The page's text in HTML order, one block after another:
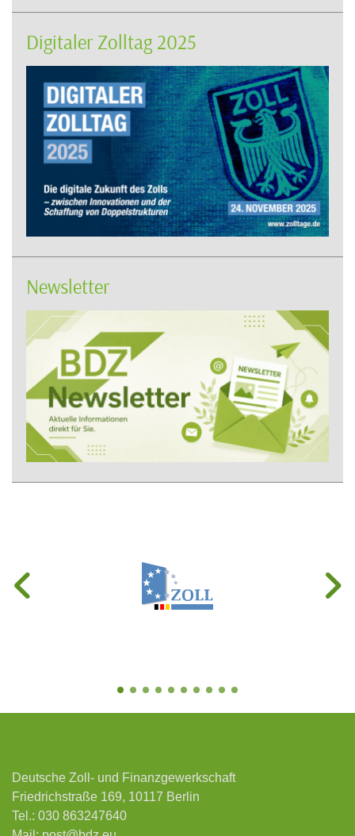
Digitaler Zolltag 2025
Newsletter
Deutsche Zoll- und Finanzgewerkschaft
Friedrichstraße 169, 10117 Berlin
Tel.: 030 863247640